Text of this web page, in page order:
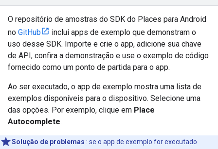
O repositório de amostras do SDK do Places para Android
no GitHub
inclui apps de exemplo que demonstram o
uso desse SDK. Importe e crie o app, adicione sua chave
de API, confira a demonstração e use o exemplo de código
fornecido como um ponto de partida para o app.
Ao ser executado, o app de exemplo mostra uma lista de
exemplos disponíveis para o dispositivo. Selecione uma
das opções. Por exemplo, clique em Place
Autocomplete.
Solução de problemas : se o app de exemplo for executado